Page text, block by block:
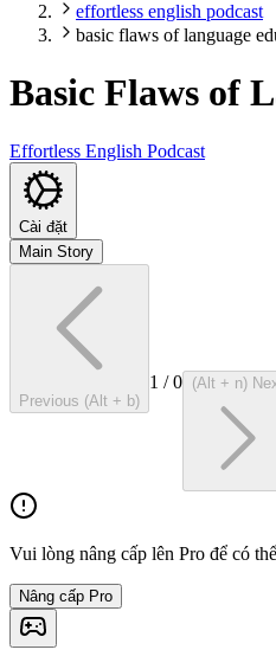
effortless english podcast
basic flaws of language
Basic Flaws of
Effortless English Podcast
Cài đặt
Main Story
Previous (Alt + b)
1 /0 (Alt + n)
Vui lòng nâng cấp lên Pro để có
Nâng cấp Pro